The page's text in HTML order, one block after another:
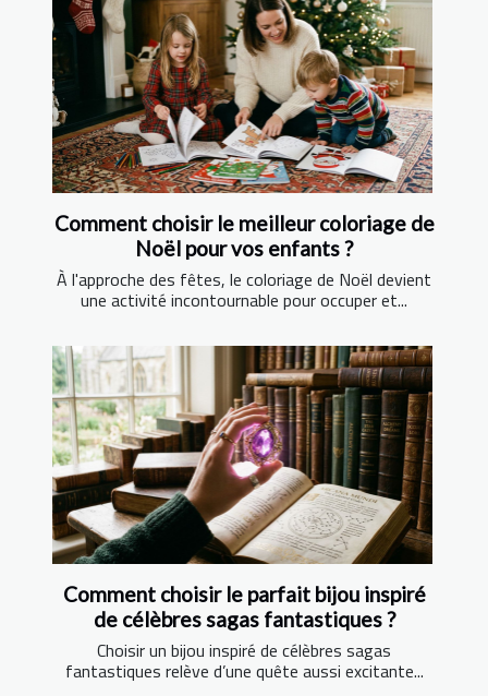
Comment choisir le meilleur coloriage de
Noël pour vos enfants ?
À l'approche des fêtes, le coloriage de Noël devient
une activité incontournable pour occuper et...
Comment choisir le parfait bijou inspiré
de célèbres sagas fantastiques ?
Choisir un bijou inspiré de célèbres sagas
fantastiques relève d’une quête aussi excitante...